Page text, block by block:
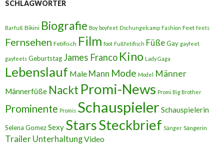
SCHLAGWÖRTER
Barfuß Bikini Biografie Boy boyfeet Dschungelcamp Fashion Feet feets
Fernsehen Fetifisch Film foot Fußfetifisch FüßeGay gayfeet
gayfeets Geburtstag James Franco Kino Lady Gaga
Lebenslauf Male Mann Mode Model Männer
Männerfüße Nackt Promi-News Promi Big Brother
Prominente Promis Schauspieler Schauspielerin
Selena GomezSexy StarsSteckbrief Sänger Sängerin
Trailer UnterhaltungVideo